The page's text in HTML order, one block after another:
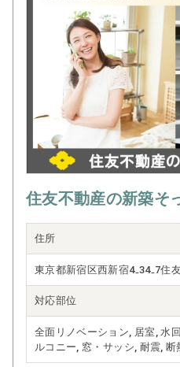
住友不動産の新築そ
住所
東京都新宿区西新宿4₋34₋7住
対応部位
全面リノベーション, 居室, 水
ルコニー, 窓・サッシ, 耐震,